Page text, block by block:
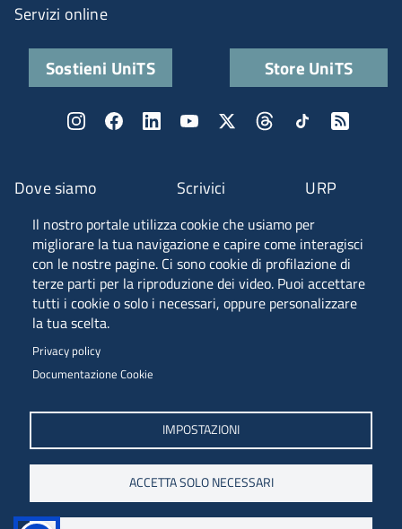
Il nostro portale utilizza cookie che usiamo per
migliorare la tua navigazione e capire come interagisci
con le nostre pagine. Ci sono cookie di profilazione di
terze parti per la riproduzione dei video. Puoi accettare
tutti i cookie o solo i necessari, oppure personalizzare
la tua scelta.
Privacy policy
Documentazione Cookie
IMPOSTAZIONI
ACCETTA SOLO NECESSARI
Piazzale Europa, 1 - 34127 - Trieste, Italia -
Tel. +39 040 558 7111 - P.IVA 00211830328
C.F. 80013890324 - P.E.C. ateneo@pec.units.it
Fascia A ANVUR
Dove siamo Scrivici URP
Servizi online
Sostieni UniTS Store UniTS